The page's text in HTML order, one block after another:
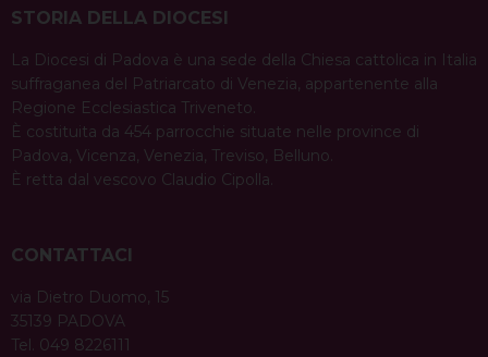
STORIA DELLA DIOCESI
La Diocesi di Padova è una sede della Chiesa cattolica in Italia
suffraganea del Patriarcato di Venezia, appartenente alla
Regione Ecclesiastica Triveneto.
È costituita da 454 parrocchie situate nelle province di
Padova, Vicenza, Venezia, Treviso, Belluno.
È retta dal vescovo Claudio Cipolla.
CONTATTACI
via Dietro Duomo, 15
35139 PADOVA
Tel. 049 8226111